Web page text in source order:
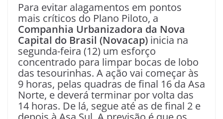
Para evitar alagamentos em pontos
mais críticos do Plano Piloto, a
Companhia Urbanizadora da Nova
Capital do Brasil (Novacap) inicia na
segunda-feira (12) um esforço
concentrado para limpar bocas de lobo
das tesourinhas. A ação vai começar às
9 horas, pelas quadras de final 16 da Asa
Norte, e deverá terminar por volta das
14 horas. De lá, segue até as de final 2 e